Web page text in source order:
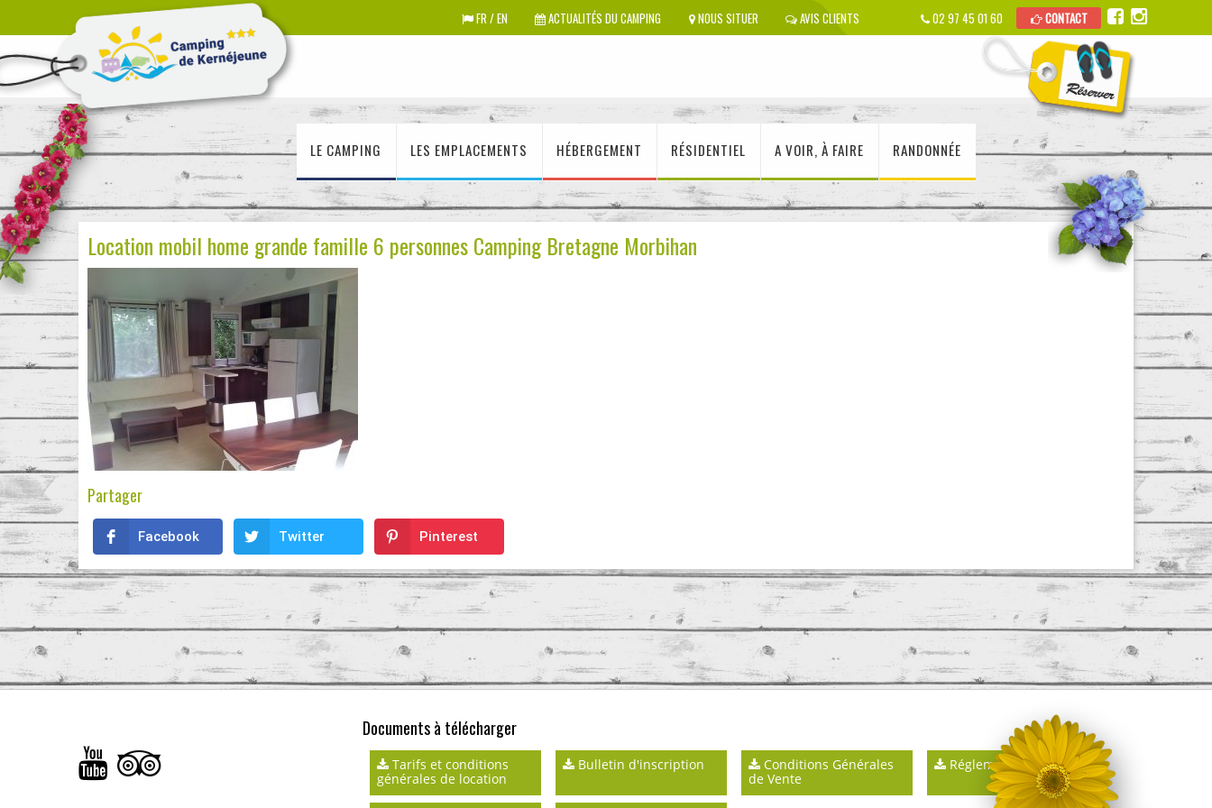
02 97 45 01 60 CONTACT
FR / EN ACTUALITÉS DU CAMPING NOUS SITUER AVIS CLIENTS
LE CAMPING LES EMPLACEMENTS HÉBERGEMENT RÉSIDENTIEL A VOIR, À FAIRE RANDONNÉE
Location mobil home grande famille 6 personnes Camping Bretagne Morbihan
Partager
Facebook Twitter Pinterest
Documents à télécharger
Tarifs et conditions
générales de location
Bulletin d'inscription
Conditions Générales
de Vente
Réglements intérieurs